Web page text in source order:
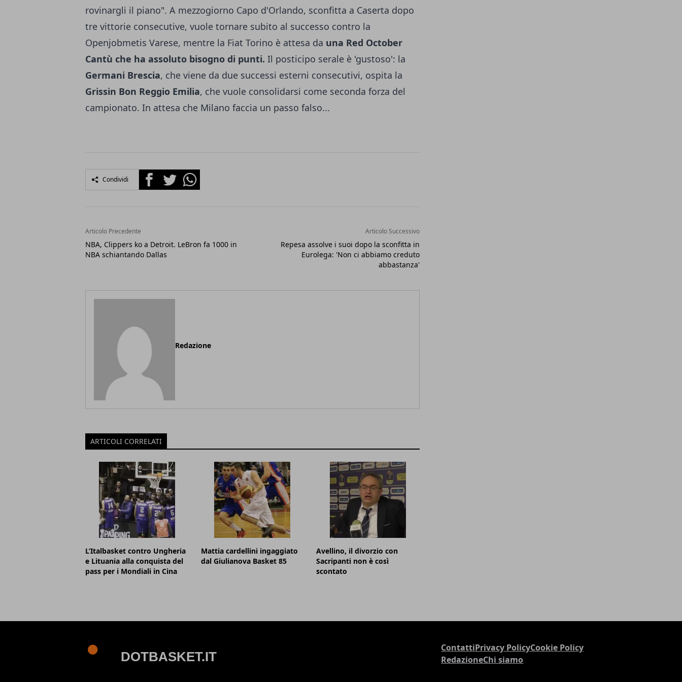
rovinargli il piano". A mezzogiorno Capo d'Orlando, sconfitta a Caserta dopo
tre vittorie consecutive, vuole tornare subito al successo contro la
Openjobmetis Varese, mentre la Fiat Torino è attesa da una Red October
Cantù che ha assoluto bisogno di punti. Il posticipo serale è 'gustoso': la
Germani Brescia, che viene da due successi esterni consecutivi, ospita la
Grissin Bon Reggio Emilia, che vuole consolidarsi come seconda forza del
campionato. In attesa che Milano faccia un passo falso...
Condividi FacebookTwitterWhatsapp
Articolo Precedente
NBA, Clippers ko a Detroit. LeBron fa 1000 in
NBA schiantando Dallas
Articolo Successivo
Repesa assolve i suoi dopo la sconfitta in
Eurolega: 'Non ci abbiamo creduto
abbastanza'
Redazione
ARTICOLI CORRELATI
L’Italbasket contro Ungheria
e Lituania alla conquista del
pass per i Mondiali in Cina
Mattia cardellini ingaggiato
dal Giulianova Basket 85
Avellino, il divorzio con
Sacripanti non è così
scontato
ContattiPrivacy PolicyCookie Policy
RedazioneChi siamo